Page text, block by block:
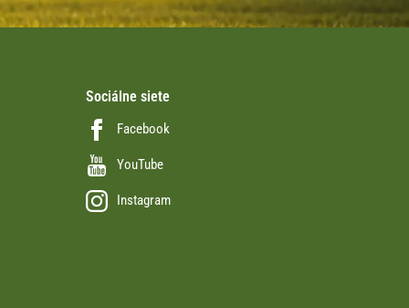
Sociálne siete
Facebook
YouTube
Instagram